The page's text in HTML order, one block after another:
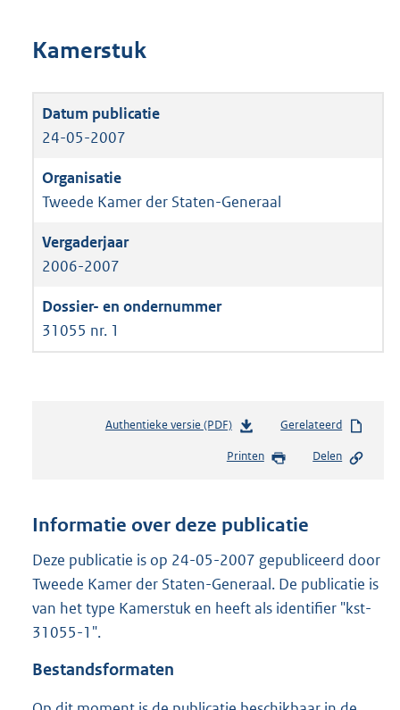
Kamerstuk
24-05-2007
Tweede Kamer der Staten-Generaal
2006-2007
31055 nr. 1
Authentieke versie (PDF)b
s
n
s
r
o
:
Gerelateerd
Printen Delen
Informatie over deze publicatie
Deze publicatie is op 24-05-2007 gepubliceerd door
Tweede Kamer der Staten-Generaal. De publicatie is
van het type Kamerstuk en heeft als identifier "kst-
31055-1".
Bestandsformaten